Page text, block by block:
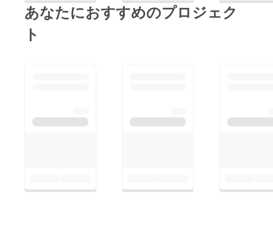
あなたにおすすめのプロジェク
ト